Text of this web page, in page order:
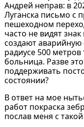
Андрей неправ: в
Луганска письмо с
пешеходном
часто не видят
создают аварийную
радиусе 500
больница. Разве
поддерживать
состоянии?
В ответ на мое
работ покраска
послав меня с